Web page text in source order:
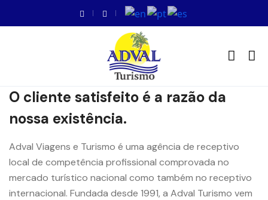
O cliente satisfeito é a razão da
nossa existência.
Adval Viagens e Turismo é uma agência de receptivo
local de competência profissional comprovada no
mercado turístico nacional como também no receptivo
internacional. Fundada desde 1991, a Adval Turismo vem